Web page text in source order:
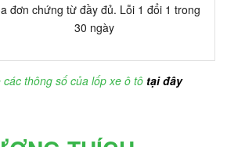
đơn chứng từ đầy đủ. Lỗi 1 đổi 1 trong
30 ngày
các thông số của lốp xe ô tô tại đây